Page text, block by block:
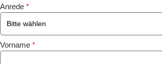
Anrede *
Vorname *